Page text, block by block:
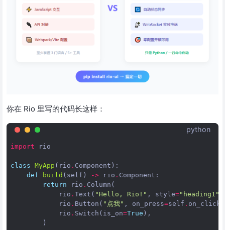
你在 Rio 里写的代码长这样：
python
import rio
class MyApp ( rio . Component ):
def
build ( self ) -> rio . Component :
return
rio . Column (
rio . Text ( "Hello, Rio!" , style="heading1"
rio . Button ( "点我" , on_press=self . on_click
rio . Switch ( is_on=True ),
)